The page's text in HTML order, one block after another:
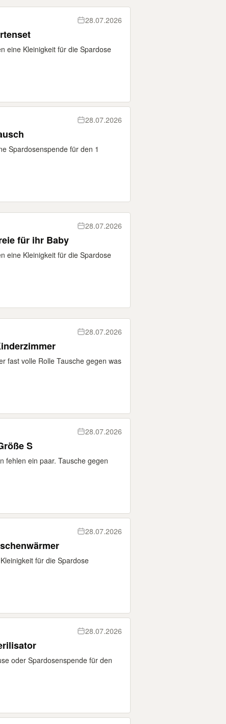
28.07.2026
eine Kleinigkeit für die Spardose
28.07.2026
Spardosenspende für den 1
28.07.2026
für ihr Baby
eine Kleinigkeit für die Spardose
28.07.2026
fast volle Rolle Tausche gegen was
28.07.2026
S
fehlen ein paar. Tausche gegen
28.07.2026
für die Spardose
28.07.2026
oder Spardosenspende für den